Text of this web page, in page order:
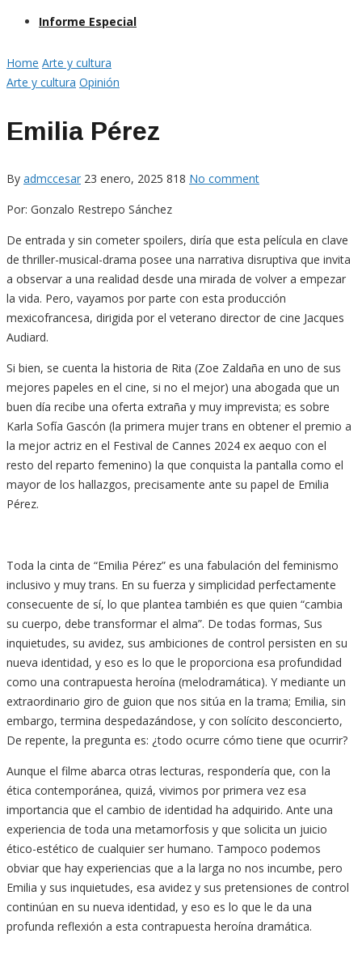
Informe Especial
Home Arte y cultura
Arte y cultura Opinión
Emilia Pérez
By admccesar 23 enero, 2025 818 No comment
Por: Gonzalo Restrepo Sánchez
De entrada y sin cometer spoilers, diría que esta película en clave
de thriller-musical-drama posee una narrativa disruptiva que invita
a observar a una realidad desde una mirada de volver a empezar
la vida. Pero, vayamos por parte con esta producción
mexicofrancesa, dirigida por el veterano director de cine Jacques
Audiard.
Si bien, se cuenta la historia de Rita (Zoe Zaldaña en uno de sus
mejores papeles en el cine, si no el mejor) una abogada que un
buen día recibe una oferta extraña y muy imprevista; es sobre
Karla Sofía Gascón (la primera mujer trans en obtener el premio a
la mejor actriz en el Festival de Cannes 2024 ex aequo con el
resto del reparto femenino) la que conquista la pantalla como el
mayor de los hallazgos, precisamente ante su papel de Emilia
Pérez.
Toda la cinta de “Emilia Pérez” es una fabulación del feminismo
inclusivo y muy trans. En su fuerza y simplicidad perfectamente
consecuente de sí, lo que plantea también es que quien “cambia
su cuerpo, debe transformar el alma”. De todas formas, Sus
inquietudes, su avidez, sus ambiciones de control persisten en su
nueva identidad, y eso es lo que le proporciona esa profundidad
como una contrapuesta heroína (melodramática). Y mediante un
extraordinario giro de guion que nos sitúa en la trama; Emilia, sin
embargo, termina despedazándose, y con solícito desconcierto,
De repente, la pregunta es: ¿todo ocurre cómo tiene que ocurrir?
Aunque el filme abarca otras lecturas, respondería que, con la
ética contemporánea, quizá, vivimos por primera vez esa
importancia que el cambio de identidad ha adquirido. Ante una
experiencia de toda una metamorfosis y que solicita un juicio
ético-estético de cualquier ser humano. Tampoco podemos
obviar que hay experiencias que a la larga no nos incumbe, pero
Emilia y sus inquietudes, esa avidez y sus pretensiones de control
continúan en su nueva identidad, y eso es lo que le da una
profunda reflexión a esta contrapuesta heroína dramática.